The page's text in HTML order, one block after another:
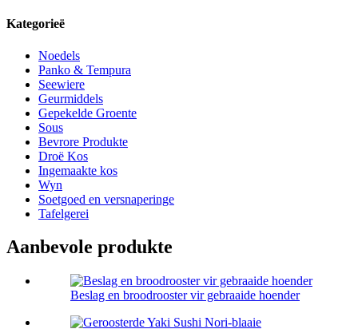
Kategorieë
Noedels
Panko & Tempura
Seewiere
Geurmiddels
Gepekelde Groente
Sous
Bevrore Produkte
Droë Kos
Ingemaakte kos
Wyn
Soetgoed en versnaperinge
Tafelgerei
Aanbevole produkte
Beslag en broodrooster vir gebraaide hoender